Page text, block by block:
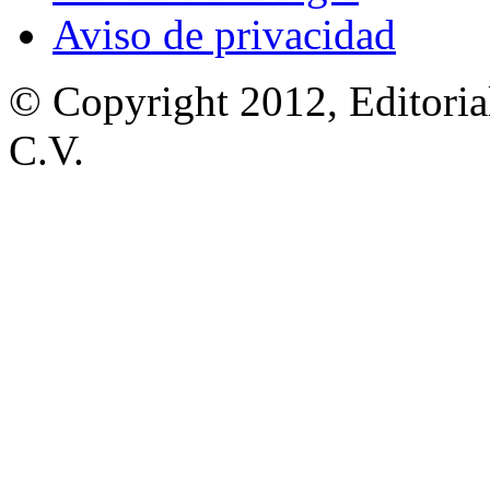
Aviso de privacidad
© Copyright 2012,
C.V.